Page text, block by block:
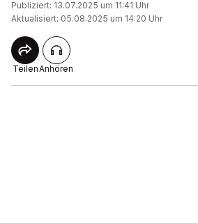
Publiziert: 13.07.2025 um 11:41 Uhr
Aktualisiert: 05.08.2025 um 14:20 Uhr
TeilenAnhören